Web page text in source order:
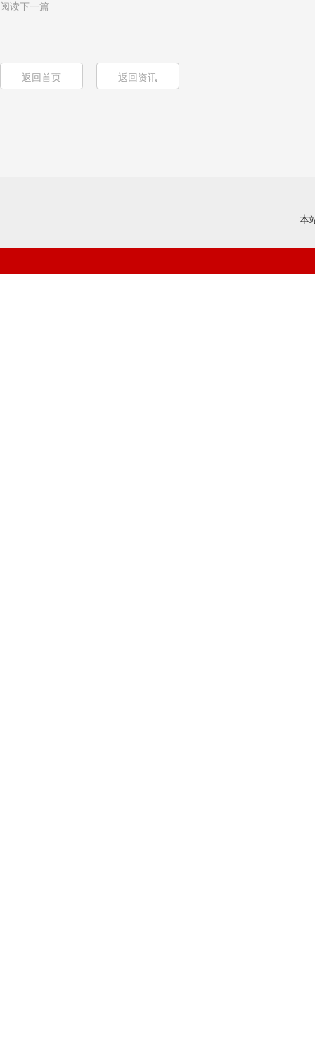
阅读下一篇
返回首页 返回资讯
本